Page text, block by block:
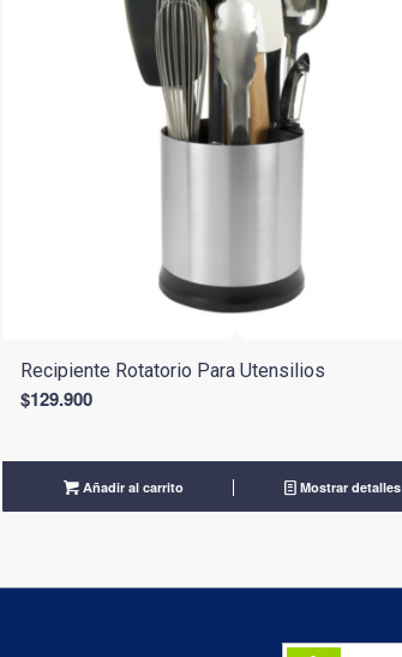
Recipiente Rotatorio Para Utensilios
$129.900
Añadir al carrito Mostrar detalles